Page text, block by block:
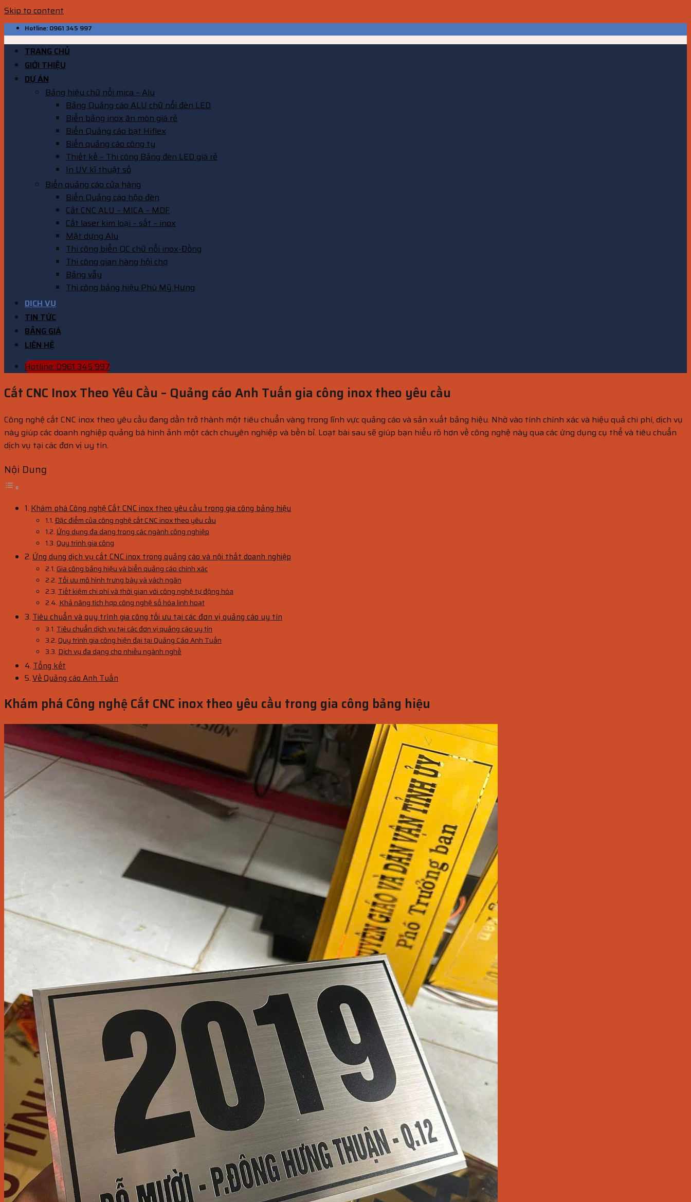
Skip to content
Hotline: 0961 345 997
TRANG CHỦ
GIỚI THIỆU
DỰ ÁN
Bảng hiệu chữ nổi mica – Alu
Bảng Quảng cáo ALU chữ nổi đèn LED
Biển bảng inox ăn mòn giá rẻ
Biển Quảng cáo bạt Hiflex
Biển quảng cáo công ty
Thiết kế – Thi công Bảng đèn LED giá rẻ
In UV kĩ thuật số
Biển quảng cáo cửa hàng
Biển Quảng cáo hộp đèn
Cắt CNC ALU – MICA – MDF
Cắt laser kim loại – sắt – inox
Mặt dựng Alu
Thi công biển QC chữ nổi inox-Đồng
Thi công gian hàng hội chợ
Bảng vẫy
Thi công bảng hiệu Phú Mỹ Hưng
DỊCH VỤ
TIN TỨC
BẢNG GIÁ
LIÊN HỆ
Hotline: 0961 345 997
Cắt CNC Inox Theo Yêu Cầu – Quảng cáo Anh Tuấn gia công inox theo yêu cầu
Công nghệ cắt CNC inox theo yêu cầu đang dần trở thành một tiêu chuẩn vàng trong lĩnh vực quảng cáo và sản xuất bảng hiệu. Nhờ vào tính chính xác và hiệu quả chi phí, dịch vụ
này giúp các doanh nghiệp quảng bá hình ảnh một cách chuyên nghiệp và bền bỉ. Loạt bài sau sẽ giúp bạn hiểu rõ hơn về công nghệ này qua các ứng dụng cụ thể và tiêu chuẩn
dịch vụ tại các đơn vị uy tín.
Nội Dung
Khám phá Công nghệ Cắt CNC inox theo yêu cầu trong gia công bảng hiệu
Đặc điểm của công nghệ cắt CNC inox theo yêu cầu
Ứng dụng đa dạng trong các ngành công nghiệp
Quy trình gia công
Ứng dụng dịch vụ cắt CNC inox trong quảng cáo và nội thất doanh nghiệp
Gia công bảng hiệu và biển quảng cáo chính xác
Tối ưu mô hình trưng bày và vách ngăn
Tiết kiệm chi phí và thời gian với công nghệ tự động hóa
Khả năng tích hợp công nghệ số hóa linh hoạt
Tiêu chuẩn và quy trình gia công tối ưu tại các đơn vị quảng cáo uy tín
Tiêu chuẩn dịch vụ tại các đơn vị quảng cáo uy tín
Quy trình gia công hiện đại tại Quảng Cáo Anh Tuấn
Dịch vụ đa dạng cho nhiều ngành nghề
Tổng kết
Về Quảng cáo Anh Tuấn
Khám phá Công nghệ Cắt CNC inox theo yêu cầu trong gia công bảng hiệu